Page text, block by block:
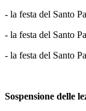
- la festa del Santo
- la festa del Santo
- la festa del Santo
Sospensione delle